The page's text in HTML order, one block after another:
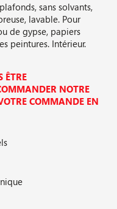
sans solvants,
lavable. Pour
de gypse, papiers
peintures. Intérieur.
ÊTRE
NOTRE
COMMANDE EN